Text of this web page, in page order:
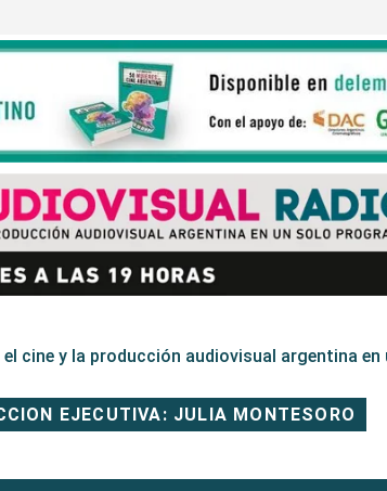
el cine y la producción audiovisual argentina
EJECUTIVA: JULIA MONTESORO